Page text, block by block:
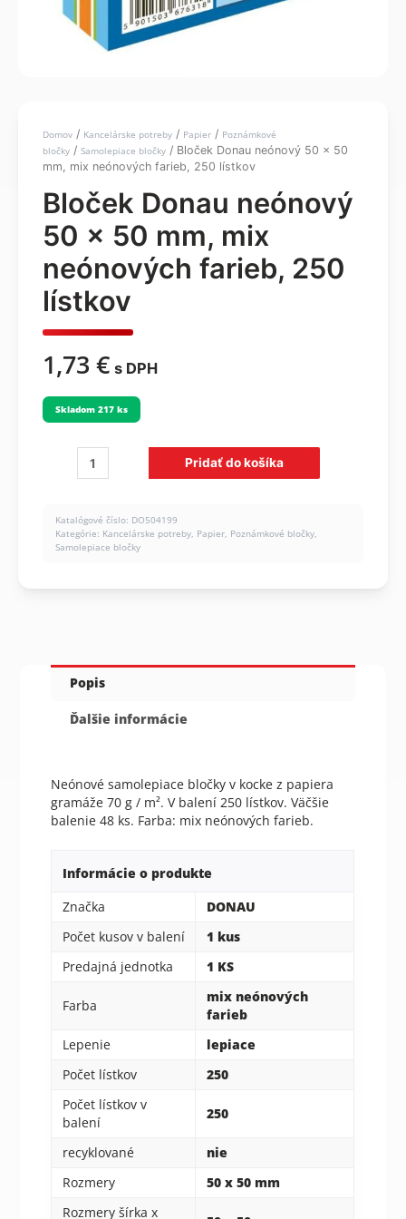
Domov / Kancelárske potreby / Papier / Poznámkové
bločky /Samolepiace bločky / Bloček Donau neónový 50 x 50
mm, mix neónových farieb, 250 lístkov
Bloček Donau neónový
50 x 50 mm, mix
neónových farieb, 250
lístkov
1,73€ s DPH
Skladom 217 ks
množstvo
50
Pridať do košíka
Katalógové číslo: DO504199
Kategórie: Kancelárske potreby, Papier, Poznámkové bločky,
Samolepiace bločky
Popis
Ďalšie informácie
Neónové samolepiace bločky v kocke z papiera
gramáže 70 g / m². V balení 250 lístkov. Väčšie
balenie 48 ks. Farba: mix neónových farieb.
Informácie o produkte
Značka
DONAU
Počet kusov v balení
1 kus
Predajná jednotka
1 KS
Farba
mix neónových
farieb
Lepenie
lepiace
Počet lístkov
250
Počet lístkov v
balení
250
recyklované
nie
Rozmery
50 x 50 mm
Rozmery šírka x